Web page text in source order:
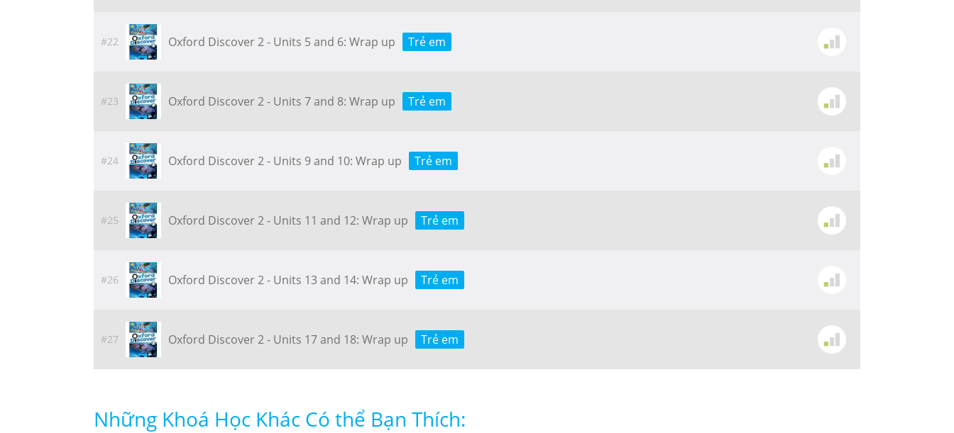
#22 Oxford Discover 2 - Units 5 and 6: Wrap up Trẻ em
#23 Oxford Discover 2 - Units 7 and 8: Wrap up Trẻ em
#24 Oxford Discover 2 - Units 9 and 10: Wrap up Trẻ em
#25 Oxford Discover 2 - Units 11 and 12: Wrap up Trẻ em
#26 Oxford Discover 2 - Units 13 and 14: Wrap up Trẻ em
#27 Oxford Discover 2 - Units 17 and 18: Wrap up Trẻ em
Những Khoá Học Khác Có thể Bạn Thích: